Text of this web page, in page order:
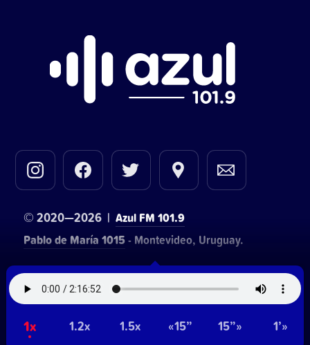
1x 1.2x 1.5x «15” 15”» 1’»
© 2020—2026 | Azul FM 101.9
Pablo de María 1015- Montevideo, Uruguay.
Contacto comercial:Walter Lapachian• Hosting:
NetUy
Privacidad~Términos y condiciones